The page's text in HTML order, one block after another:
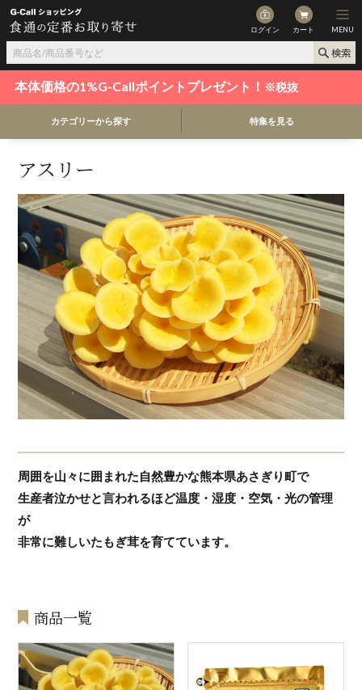
ログイン カート MENU
本体価格の1%G-Callポイントプレゼント！ ※税抜
カテゴリーから探す 特集を見る
アスリー
周囲を山々に囲まれた自然豊かな熊本県あさぎり町で
生産者泣かせと言われるほど温度・湿度・空気・光の管理
が
非常に難しいたもぎ茸を育てています。
商品一覧